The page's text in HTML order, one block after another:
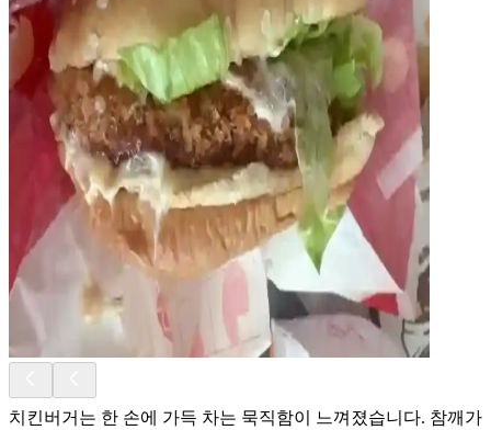
치킨버거는 한 손에 가득 차는 묵직함이 느껴졌습니다. 참깨가